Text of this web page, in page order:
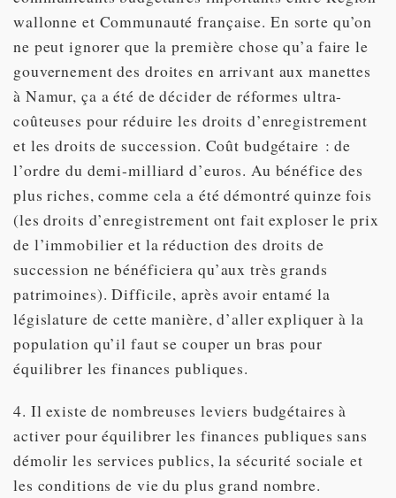
wallonne et Communauté française. En sorte qu’on
ne peut ignorer que la première chose qu’a faire le
gouvernement des droites en arrivant aux manettes
à Namur, ça a été de décider de réformes ultra-
coûteuses pour réduire les droits d’enregistrement
et les droits de succession. Coût budgétaire : de
l’ordre du demi-milliard d’euros. Au bénéfice des
plus riches, comme cela a été démontré quinze fois
(les droits d’enregistrement ont fait exploser le prix
de l’immobilier et la réduction des droits de
succession ne bénéficiera qu’aux très grands
patrimoines). Difficile, après avoir entamé la
législature de cette manière, d’aller expliquer à la
population qu’il faut se couper un bras pour
équilibrer les finances publiques.
4. Il existe de nombreuses leviers budgétaires à
activer pour équilibrer les finances publiques sans
démolir les services publics, la sécurité sociale et
les conditions de vie du plus grand nombre.